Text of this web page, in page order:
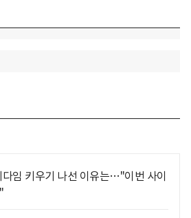
임 키우기 나선 이유는…"이번 사이